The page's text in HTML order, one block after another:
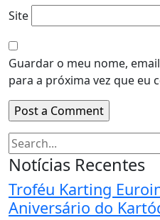
Site
Guardar o meu nome,
para a próxima vez que eu
Notícias Recentes
Troféu Karting
Aniversário do